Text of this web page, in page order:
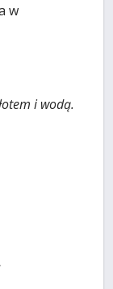
w
i wodą.